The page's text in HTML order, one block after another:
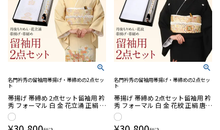
名門衿秀の留袖用帯揚げ・帯締めの2点セッ
ト
帯揚げ 帯締め 2点セット留袖用 衿
秀 フォーマル 白 金 花立涌 正絹 唐
織 ネオクラッセ加工シルク 箱入
り 丹後ちりめん
名門衿秀の留袖用帯揚げ・帯締めの2点セッ
ト
帯揚げ 帯締め 2点セット留袖用 衿
秀 フォーマル 白 金 花紋 正絹 唐織
ネオクラッセ加工シルク 箱入り
丹後ちりめん 黒留袖 色留袖